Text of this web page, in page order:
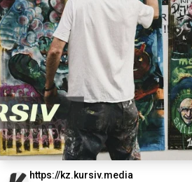
https://kz.kursiv.media